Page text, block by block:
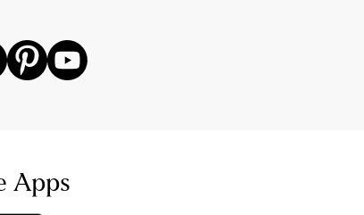
Apps